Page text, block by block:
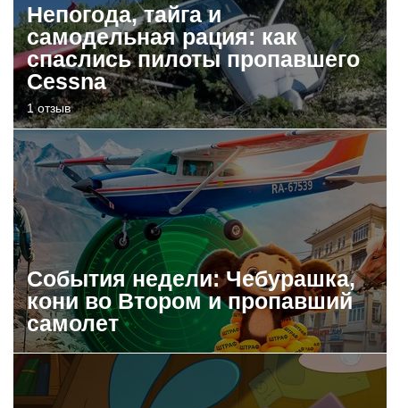
Непогода, тайга и
самодельная рация: как
спаслись пилоты пропавшего
Cessna
1 отзыв
События недели: Чебурашка,
кони во Втором и пропавший
самолет